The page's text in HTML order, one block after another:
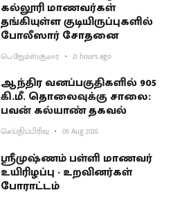
கல்லூரி மாணவர்கள்
தங்கியுள்ள குடியிருப்புகளில்
போலீஸார் சோதனை
பெ.ஜேம்ஸ்குமார் 21 hours ago
ஆந்திர வனப்பகுதிகளில் 905
கி.மீ. தொலைவுக்கு சாலை:
பவன் கல்யாண் தகவல்
செய்திப்பிரிவு 09 Aug 2026
ஸ்ரீமுஷ்ணம் பள்ளி மாணவர்
உயிரிழப்பு - உறவினர்கள்
போராட்டம்